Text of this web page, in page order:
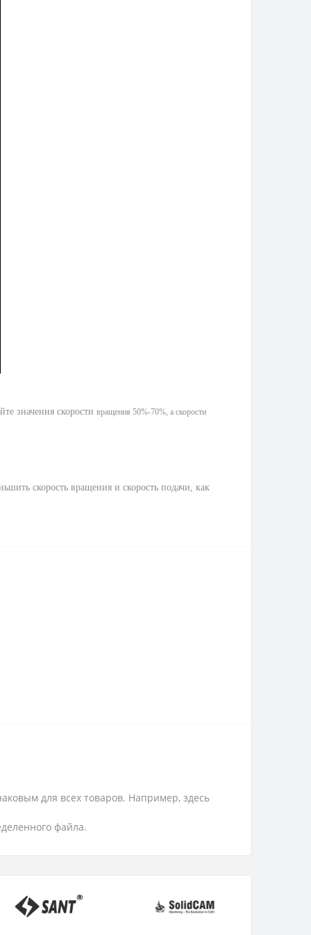
значения скорости вращения 50%-70%, а скорости
скорость вращения и скорость подачи, как
для всех товаров. Например, здесь
файла.